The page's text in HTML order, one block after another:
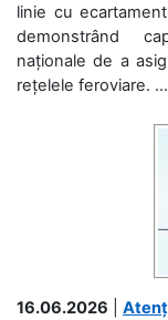
linie cu
demonstrând
naționale de a
rețelele feroviare. ...
16.06.2026